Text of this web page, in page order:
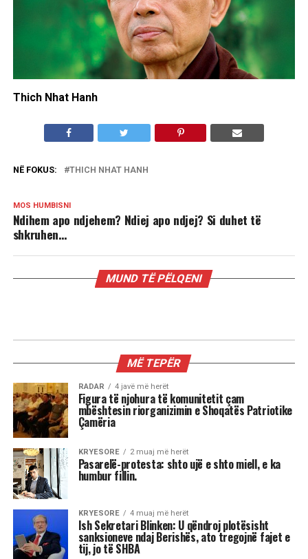
Thich Nhat Hanh
NË FOKUS: THICH NHAT HANH
MOS HUMBISNI
Ndihem apo ndjehem? Ndiej apo ndjej? Si duhet të
shkruhen…
MUND TË PËLQENI
MË TEPËR
RADAR 4 javë më herët
Figura të njohura të komunitetit çam
mbështesin riorganizimin e Shoqatës Patriotike
Çamëria
KRYESORE 2 muaj më herët
Pasarelë-protesta: shto ujë e shto miell, e ka
humbur fillin.
KRYESORE 4 muaj më herët
Ish Sekretari Blinken: U qëndroj plotësisht
sanksioneve ndaj Berishës, ato tregojnë fajet e
tij, jo të SHBA